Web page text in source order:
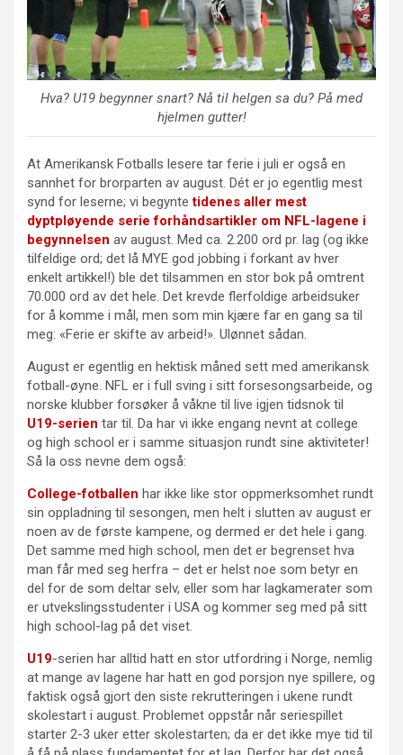
Hva? U19 begynner snart? Nå til helgen sa du? På med
hjelmen gutter!
At Amerikansk Fotballs lesere tar ferie i juli er også en
sannhet for brorparten av august. Dét er jo egentlig mest
synd for leserne; vi begyntetidenes aller mest
dyptpløyende serie forhåndsartikler om NFL-lagene i
begynnelsen av august. Med ca. 2.200 ord pr. lag (og ikke
tilfeldige ord; det lå MYE god jobbing i forkant av hver
enkelt artikkel!) ble det tilsammen en stor bok på omtrent
70.000 ord av det hele. Det krevde flerfoldige arbeidsuker
for å komme i mål, men som min kjære far en gang sa til
meg: «Ferie er skifte av arbeid!». Ulønnet sådan.
August er egentlig en hektisk måned sett med amerikansk
fotball-øyne. NFL er i full sving i sitt forsesongsarbeide, og
norske klubber forsøker å våkne til live igjen tidsnok til
U19-serien tar til. Da har vi ikke engang nevnt at college
og high school er i samme situasjon rundt sine aktiviteter!
Så la oss nevne dem også:
College-fotballen har ikke like stor oppmerksomhet rundt
sin oppladning til sesongen, men helt i slutten av august er
noen av de første kampene, og dermed er det hele i gang.
Det samme med high school, men det er begrenset hva
man får med seg herfra – det er helst noe som betyr en
del for de som deltar selv, eller som har lagkamerater som
er utvekslingsstudenter i USA og kommer seg med på sitt
high school-lag på det viset.
U19-serien har alltid hatt en stor utfordring i Norge, nemlig
at mange av lagene har hatt en god porsjon nye spillere, og
faktisk også gjort den siste rekrutteringen i ukene rundt
skolestart i august. Problemet oppstår når seriespillet
starter 2-3 uker etter skolestarten; da er det ikke mye tid til